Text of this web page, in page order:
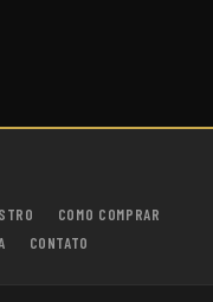
COMO COMPRAR
CONTATO